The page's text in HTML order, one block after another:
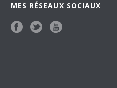
MES RÉSEAUX SOCIAUX